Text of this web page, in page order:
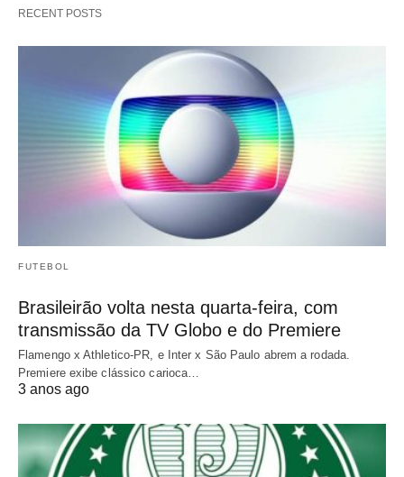
RECENT POSTS
FUTEBOL
Brasileirão volta nesta quarta-feira, com
transmissão da TV Globo e do Premiere
Flamengo x Athletico-PR, e Inter x São Paulo abrem a rodada.
Premiere exibe clássico carioca…
3 anos ago